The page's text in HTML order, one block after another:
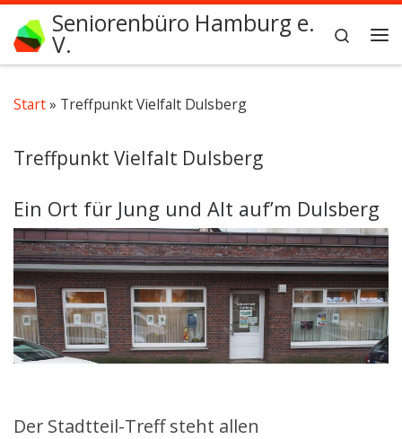
Zum Inhalt springen
Seniorenbüro Hamburg e.
V.
Search
Start» Treffpunkt Vielfalt Dulsberg
Treffpunkt Vielfalt Dulsberg
Ein Ort für Jung und Alt auf’m Dulsberg
Der Stadtteil-Treff steht allen